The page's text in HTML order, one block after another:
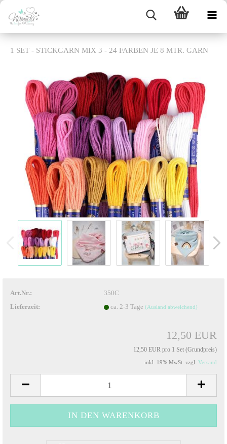
1 SET - STICKGARN MIX 3 - 24 FARBEN JE 8 MTR. GARN
Art.Nr.:
350C
Lieferzeit:
ca. 2-3 Tage (Ausland abweichend)
12,50 EUR
12,50 EUR pro 1 Set (Grundpreis)
inkl. 19% MwSt. zzgl. Versand